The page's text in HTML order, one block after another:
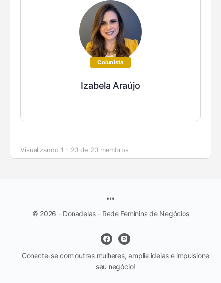
Colunista
Izabela Araújo
Visualizando 1 - 20 de 20 membros
© 2026 - Donadelas - Rede Feminina de Negócios
Conecte-se com outras mulheres, amplie ideias e impulsione
seu negócio!